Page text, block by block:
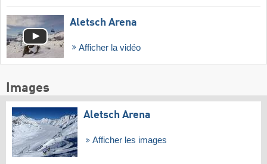
Aletsch Arena
Afficher la vidéo
Images
Aletsch Arena
Afficher les images